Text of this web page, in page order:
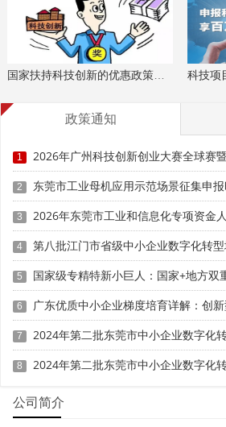
国家扶持科技创新的优惠政策，索取资料、解读政策
政策通知
1 2026年广州科技创新创业大赛全球赛暨香港科大百万奖金创
2 东莞市工业母机应用示范场景征集申报时
3 2026年东莞市工业和信息化专项资金人工智能应用创新中心专
4 第八批江门市省级中小企业数字化转型城市试点数字
5 国家级专精特新小巨人：国家+地方双
6 广东优质中小企业梯度培育详解：创新型、专精特新
7 2024年第二批东莞市中小企业数字化转型城市试点专项资金
8 2024年第二批东莞市中小企业数字化转型城市试点专项资金两化融合
公司简介